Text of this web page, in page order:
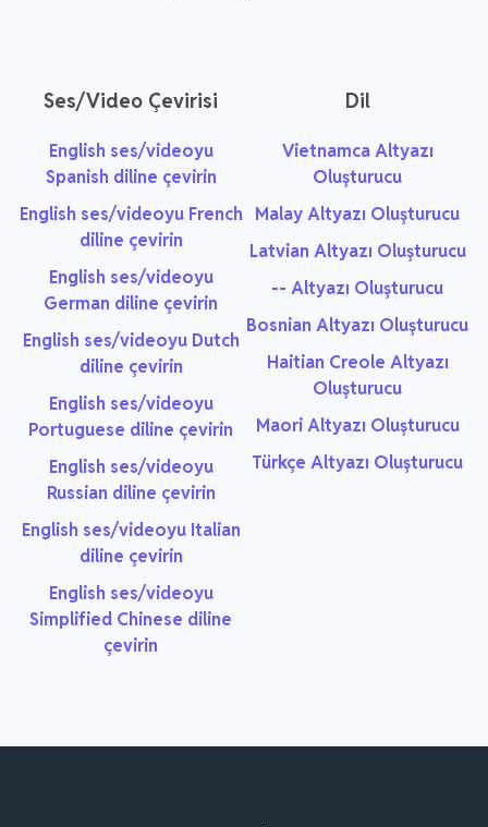
Ses/Video Çevirisi
English ses/videoyu
Spanish diline çevirin
English ses/videoyu French
diline çevirin
English ses/videoyu
German diline çevirin
English ses/videoyu Dutch
diline çevirin
English ses/videoyu
Portuguese diline çevirin
English ses/videoyu
Russian diline çevirin
English ses/videoyu Italian
diline çevirin
English ses/videoyu
Simplified Chinese diline
çevirin
Dil
Vietnamca Altyazı
Oluşturucu
Malay Altyazı Oluşturucu
Latvian Altyazı Oluşturucu
-- Altyazı Oluşturucu
Bosnian Altyazı Oluşturucu
Haitian Creole Altyazı
Oluşturucu
Maori Altyazı Oluşturucu
Türkçe Altyazı Oluşturucu